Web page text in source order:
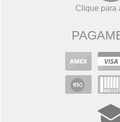
Clique para